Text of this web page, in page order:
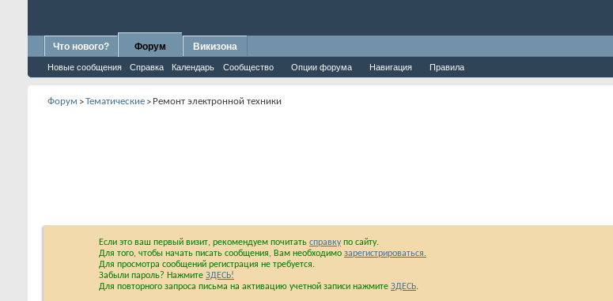
Что нового? Форум
Новые сообщения Справка Календарь Сообщество Опции форума Навигация Правила
Викизона
Если это ваш первый визит, рекомендуем почитатьсправкупо сайту.
Для того, чтобы начать писать сообщения, Вам необходимо
Для просмотра сообщений регистрация не требуется.
Забыли пароль? НажмитеЗДЕСЬ!